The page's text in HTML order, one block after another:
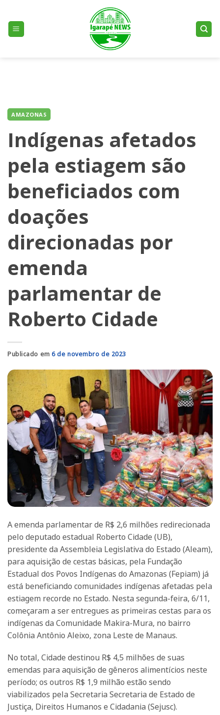
content
AMAZONAS
Indígenas afetados
pela estiagem são
beneficiados com
doações
direcionadas por
emenda
parlamentar de
Roberto Cidade
Publicado em6 de novembro de 2023
A emenda parlamentar de R$ 2,6 milhões redirecionada
pelo deputado estadual Roberto Cidade (UB),
presidente da Assembleia Legislativa do Estado (Aleam),
para aquisição de cestas básicas, pela Fundação
Estadual dos Povos Indígenas do Amazonas (Fepiam) já
está beneficiando comunidades indígenas afetadas pela
estiagem recorde no Estado. Nesta segunda-feira, 6/11,
começaram a ser entregues as primeiras cestas para os
indígenas da Comunidade Makira-Mura, no bairro
Colônia Antônio Aleixo, zona Leste de Manaus.
No total, Cidade destinou R$ 4,5 milhões de suas
emendas para aquisição de gêneros alimentícios neste
período; os outros R$ 1,9 milhão estão sendo
viabilizados pela Secretaria Secretaria de Estado de
Justiça, Direitos Humanos e Cidadania (Sejusc).